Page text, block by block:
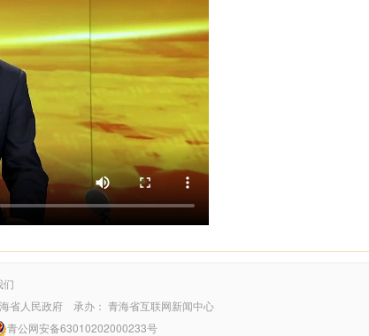
们
省人民政府 承办： 青海省互联网新闻中心
青公网安备63010202000233号